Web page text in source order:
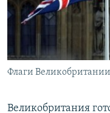
ПОБЕДИТЕЛЕЙ НЕ
КРЫМ.НЕПОКОРЕННЫЙ
ELIFBE
УКРАИНСКАЯ
ПРИСОЕДИНЯЙТЕСЬ!
Флаги
Великобритания